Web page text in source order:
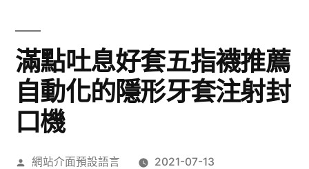
滿點吐息好套五指襪推薦
自動化的隱形牙套注射封
口機
作
網站介面預設語言 2021-07-13